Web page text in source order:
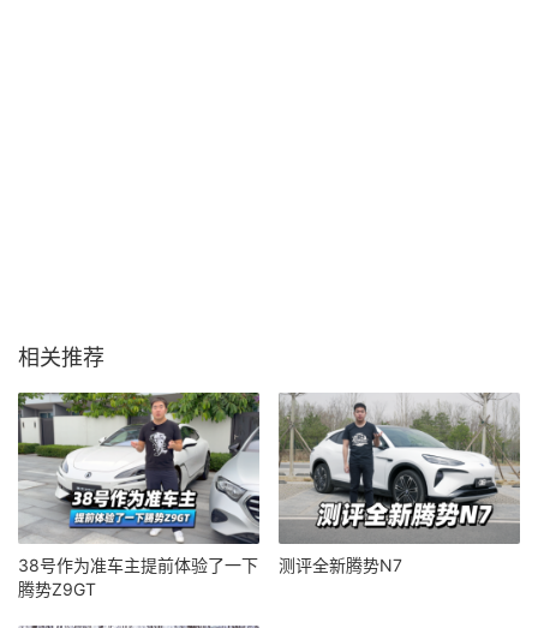
相关推荐
38号作为准车主提前体验了一下
腾势Z9GT
测评全新腾势N7